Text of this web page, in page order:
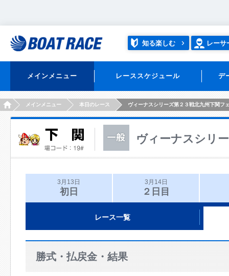
知る楽しむ レーサ
メインメニュー レーススケジュール デ
HOMEメインメニュー 本日のレース ヴィーナスシリーズ第２３戦北九州下関フ
ヴィーナスシリ
3月13日
初日
3月14日
２日目
レース一覧
勝式・払戻金・結果